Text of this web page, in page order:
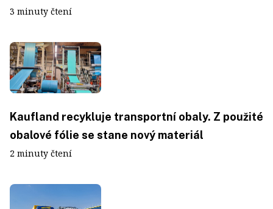
3 minuty čtení
Kaufland recykluje transportní obaly. Z použité
obalové fólie se stane nový materiál
2 minuty čtení